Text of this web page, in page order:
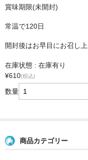
賞味期限(未開封)
常温で120日
開封後はお早目にお召し上
在庫状態 : 在庫有り
¥610(税込)
数量
商品カテゴリー